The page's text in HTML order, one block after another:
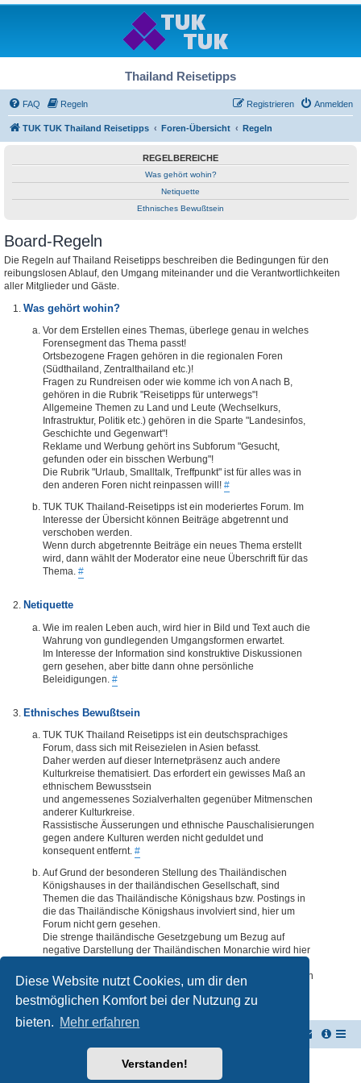
Diese Website nutzt Cookies, um dir den
bestmöglichen Komfort bei der Nutzung zu
bieten. Mehr erfahren
Verstanden!
Thailand Reisetipps
FAQ Regeln Anmelden
Registrieren
TUK TUK Thailand Reisetipps Foren-Übersicht Regeln
REGELBEREICHE
Was gehört wohin?
Netiquette
Ethnisches Bewußtsein
Board-Regeln
Die Regeln auf Thailand Reisetipps beschreiben die Bedingungen für den
reibungslosen Ablauf, den Umgang miteinander und die Verantwortlichkeiten
aller Mitglieder und Gäste.
Was gehört wohin?
Vor dem Erstellen eines Themas, überlege genau in welches
Forensegment das Thema passt!
Ortsbezogene Fragen gehören in die regionalen Foren
(Südthailand, Zentralthailand etc.)!
Fragen zu Rundreisen oder wie komme ich von A nach B,
gehören in die Rubrik "Reisetipps für unterwegs"!
Allgemeine Themen zu Land und Leute (Wechselkurs,
Infrastruktur, Politik etc.) gehören in die Sparte "Landesinfos,
Geschichte und Gegenwart"!
Reklame und Werbung gehört ins Subforum "Gesucht,
gefunden oder ein bisschen Werbung"!
Die Rubrik "Urlaub, Smalltalk, Treffpunkt" ist für alles was in
den anderen Foren nicht reinpassen will! #
TUK TUK Thailand-Reisetipps ist ein moderiertes Forum. Im
Interesse der Übersicht können Beiträge abgetrennt und
verschoben werden.
Wenn durch abgetrennte Beiträge ein neues Thema erstellt
wird, dann wählt der Moderator eine neue Überschrift für das
Thema. #
Netiquette
Wie im realen Leben auch, wird hier in Bild und Text auch die
Wahrung von gundlegenden Umgangsformen erwartet.
Im Interesse der Information sind konstruktive Diskussionen
gern gesehen, aber bitte dann ohne persönliche
Beleidigungen. #
Ethnisches Bewußtsein
TUK TUK Thailand Reisetipps ist ein deutschsprachiges
Forum, dass sich mit Reisezielen in Asien befasst.
Daher werden auf dieser Internetpräsenz auch andere
Kulturkreise thematisiert. Das erfordert ein gewisses Maß an
ethnischem Bewusstsein
und angemessenes Sozialverhalten gegenüber Mitmenschen
anderer Kulturkreise.
Rassistische Äusserungen und ethnische Pauschalisierungen
gegen andere Kulturen werden nicht geduldet und
konsequent entfernt. #
Auf Grund der besonderen Stellung des Thailändischen
Königshauses in der thailändischen Gesellschaft, sind
Themen die das Thailändische Königshaus bzw. Postings in
die das Thailändische Königshaus involviert sind, hier um
Forum nicht gern gesehen.
Die strenge thailändische Gesetzgebung um Bezug auf
negative Darstellung der Thailändischen Monarchie wird hier
deren Inhalte diesbezüglich auch nur ansatzweise bedenklich
erscheinen, kommentarlos entfernt. #
Powered byphpBB® Forum Software © phpBB Limited
Deutsche Übersetzung durchphpBB.de